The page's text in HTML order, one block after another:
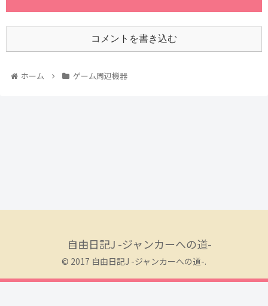
コメントを書き込む
ホーム ゲーム周辺機器
自由日記J -ジャンカーへの道-
© 2017 自由日記J -ジャンカーへの道-.